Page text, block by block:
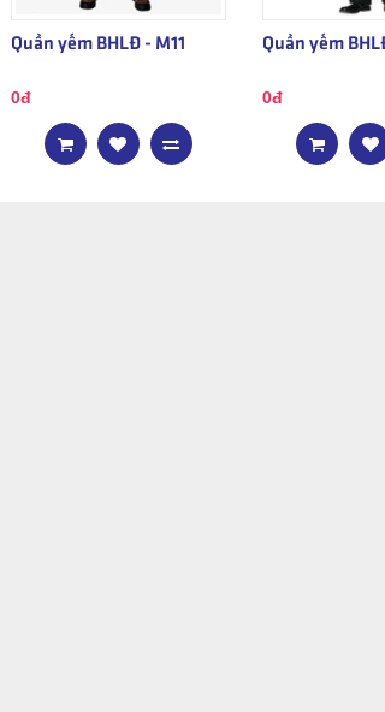
Quần yếm BHLĐ - M11
0đ
Quần yếm
0đ